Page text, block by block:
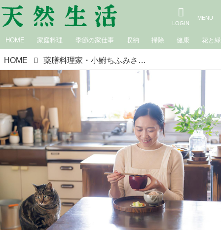
HOME 家庭料理 季節の家仕事 収納 掃除 健康 花と緑
HOME 薬膳料理家・小鮒ちふみさんに教わる「薬膳ごはん」基本のき。蒸す・ゆでる・煮るがベースの“がんばらない料理”で体をやさしく整える